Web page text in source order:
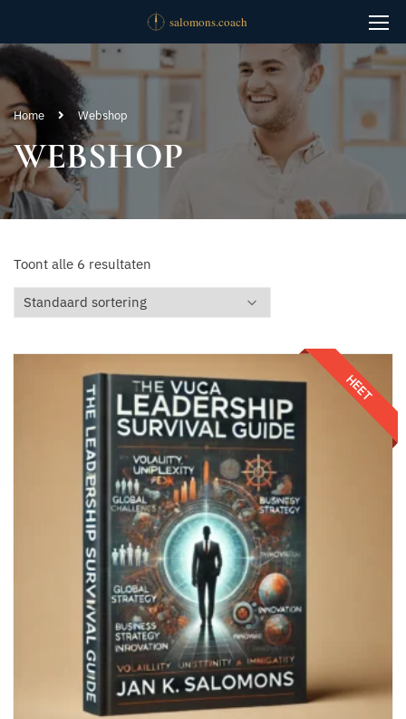
Home Webshop
WEBSHOP
Toont alle 6 resultaten
HEET